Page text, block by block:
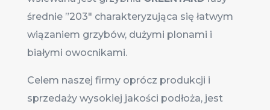
średnie ”203″ charakteryzująca się łatwym
wiązaniem grzybów, dużymi plonami i
białymi owocnikami.
Celem naszej firmy oprócz produkcji i
sprzedaży wysokiej jakości podłoża, jest